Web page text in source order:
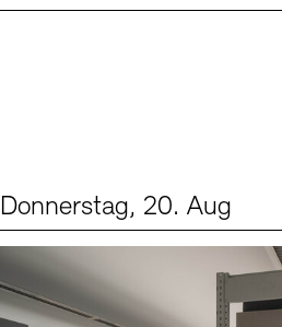
Donnerstag, 20. Aug